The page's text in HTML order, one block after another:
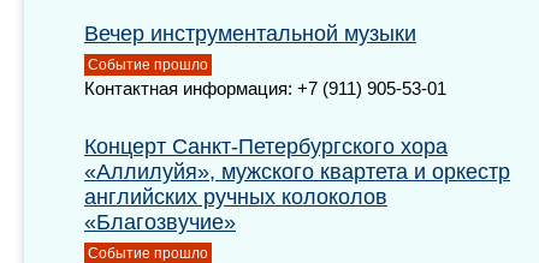
Вечер инструментальной музыки
Событие прошло
Контактная информация: +7 (911) 905-53-01
Концерт Санкт-Петербургского хора
«Аллилуйя», мужского квартета и оркестр
английских ручных колоколов
«Благозвучие»
Событие прошло